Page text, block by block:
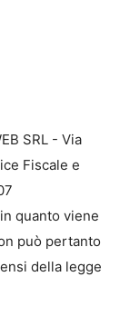
SRL - Via
Fiscale e
quanto viene
può pertanto
della legge